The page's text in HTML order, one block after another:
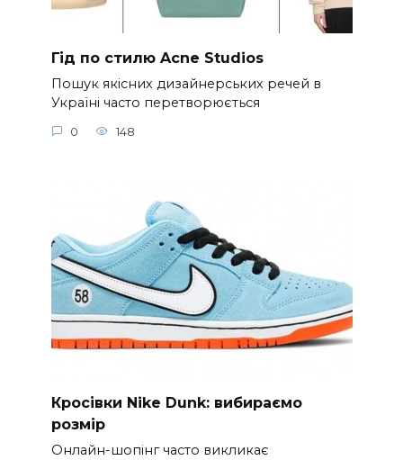
Гід по стилю Acne Studios
Пошук якісних дизайнерських речей в
Україні часто перетворюється
0 148
Кросівки Nike Dunk: вибираємо
розмір
Онлайн-шопінг часто викликає